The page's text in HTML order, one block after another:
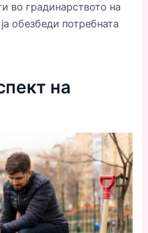
во градинарството на
обезбеди потребната
на